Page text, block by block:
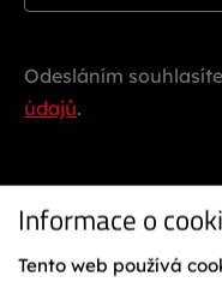
Odesláním
údajů.
Informace o
Tento web používá